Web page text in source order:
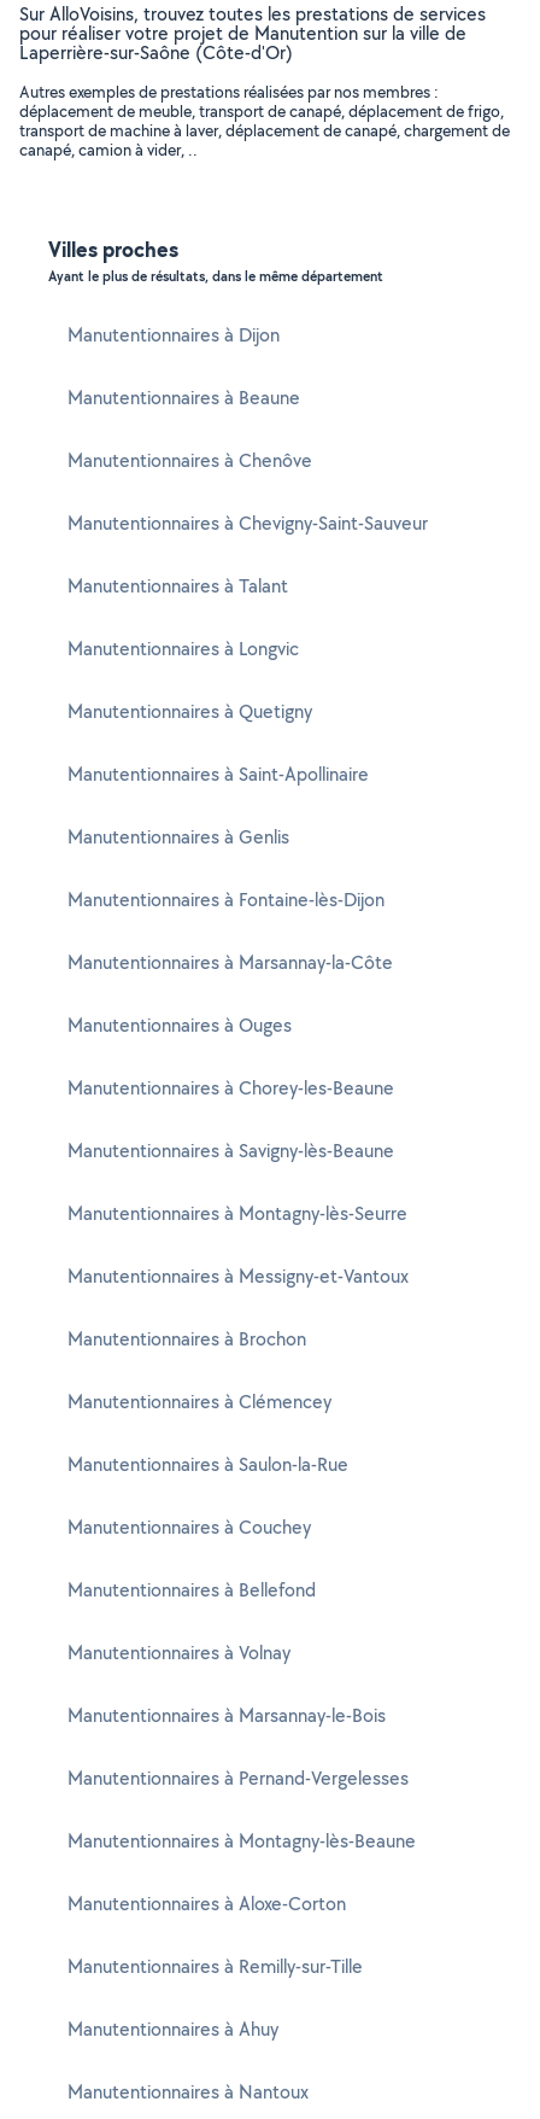
Sur AlloVoisins, trouvez toutes les prestations de services
pour réaliser votre projet de Manutention sur la ville de
Laperrière-sur-Saône (Côte-d'Or)
Autres exemples de prestations réalisées par nos membres :
déplacement de meuble, transport de canapé, déplacement de frigo,
transport de machine à laver, déplacement de canapé, chargement de
canapé, camion à vider, ..
Villes proches
Ayant le plus de résultats, dans le même département
Manutentionnaires à Dijon
Manutentionnaires à Beaune
Manutentionnaires à Chenôve
Manutentionnaires à Chevigny-Saint-Sauveur
Manutentionnaires à Talant
Manutentionnaires à Longvic
Manutentionnaires à Quetigny
Manutentionnaires à Saint-Apollinaire
Manutentionnaires à Genlis
Manutentionnaires à Fontaine-lès-Dijon
Manutentionnaires à Marsannay-la-Côte
Manutentionnaires à Ouges
Manutentionnaires à Chorey-les-Beaune
Manutentionnaires à Savigny-lès-Beaune
Manutentionnaires à Montagny-lès-Seurre
Manutentionnaires à Messigny-et-Vantoux
Manutentionnaires à Brochon
Manutentionnaires à Clémencey
Manutentionnaires à Saulon-la-Rue
Manutentionnaires à Couchey
Manutentionnaires à Bellefond
Manutentionnaires à Volnay
Manutentionnaires à Marsannay-le-Bois
Manutentionnaires à Pernand-Vergelesses
Manutentionnaires à Montagny-lès-Beaune
Manutentionnaires à Aloxe-Corton
Manutentionnaires à Remilly-sur-Tille
Manutentionnaires à Ahuy
Manutentionnaires à Nantoux